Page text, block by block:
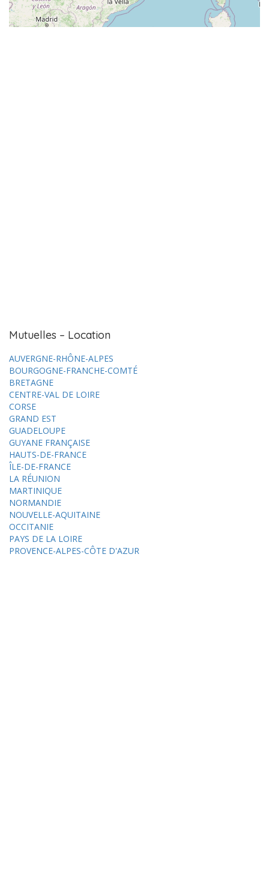
Mutuelles – Location
AUVERGNE-RHÔNE-ALPES
BOURGOGNE-FRANCHE-COMTÉ
BRETAGNE
CENTRE-VAL DE LOIRE
CORSE
GRAND EST
GUADELOUPE
GUYANE FRANÇAISE
HAUTS-DE-FRANCE
ÎLE-DE-FRANCE
LA RÉUNION
MARTINIQUE
NORMANDIE
NOUVELLE-AQUITAINE
OCCITANIE
PAYS DE LA LOIRE
PROVENCE-ALPES-CÔTE D'AZUR